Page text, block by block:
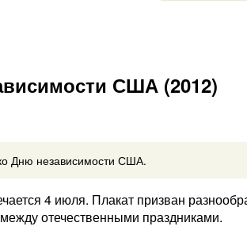
США (2012)
Дню независимости США.
4 июля. Плакат призван
отечественными праздниками.